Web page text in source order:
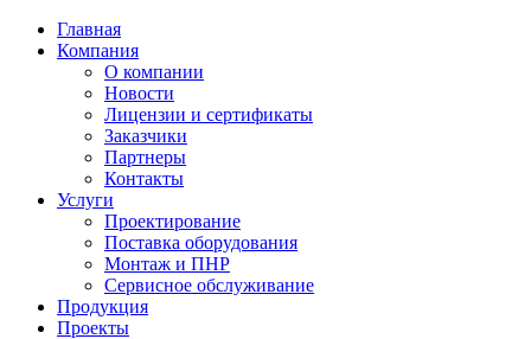
Главная
Компания
О компании
Новости
Лицензии и сертификаты
Заказчики
Партнеры
Контакты
Услуги
Проектирование
Поставка оборудования
Монтаж и ПНР
Сервисное обслуживание
Продукция
Проекты